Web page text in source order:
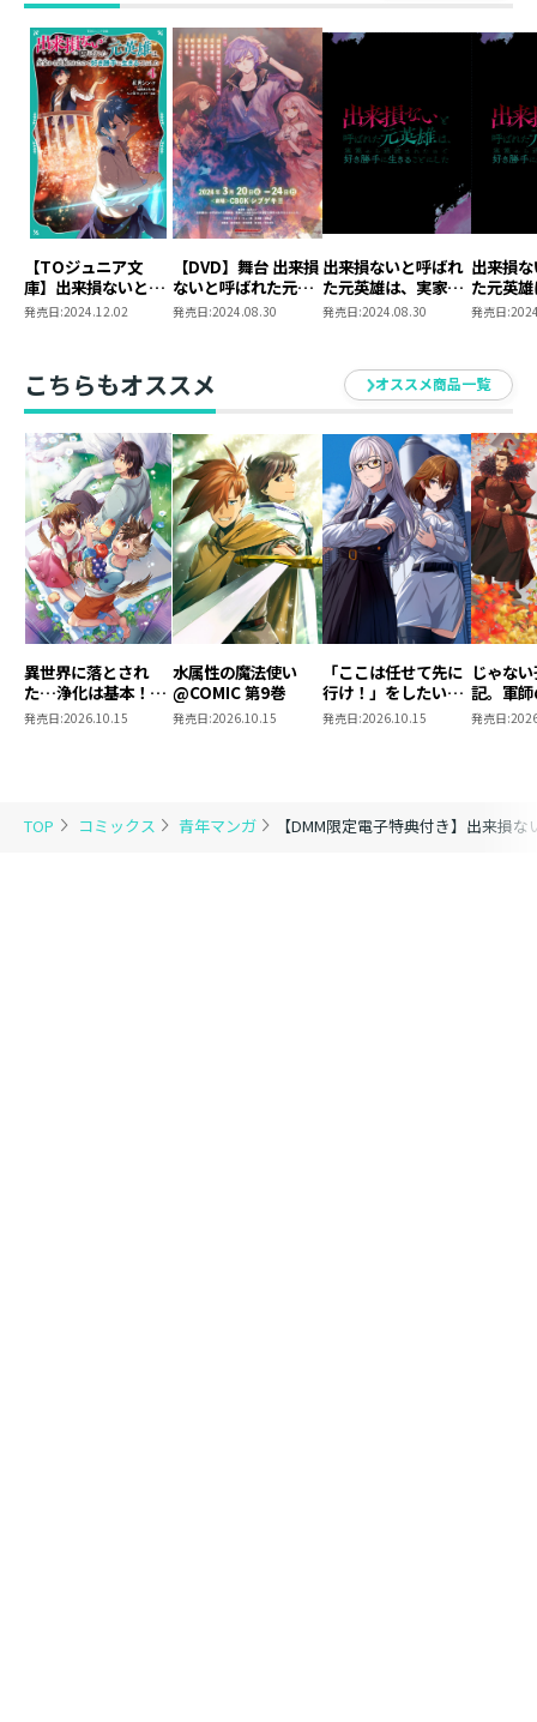
TOP コミックス 青年マンガ 【DMM限定電子特典付き】出来損
【TOジュニア文
庫】出来損ないと呼
ばれた元英雄は、実
発売日:2024.12.02
【DVD】舞台 出来損
ないと呼ばれた元英
雄は、実家から追放
発売日:2024.08.30
出来損ないと呼ばれ
た元英雄は、実家か
ら追放されたので好
BOX 下巻【アニメグ
ッズ】
発売日:2024.08.30
出来損
た元英
ら追放
下巻【
ズ】
発売日:
こちらもオススメ オススメ商品一覧
異世界に落とされ
た…浄化は基本！
@COMIC 第7巻
発売日:2026.10.15
水属性の魔法使い
@COMIC 第9巻
発売日:2026.10.15
「ここは任せて先に
行け！」をしたい死
にたがりの望まぬ宇
宙下剋上@COMIC
発売日:2026.10.15
じゃな
記。軍
われま
発売日: